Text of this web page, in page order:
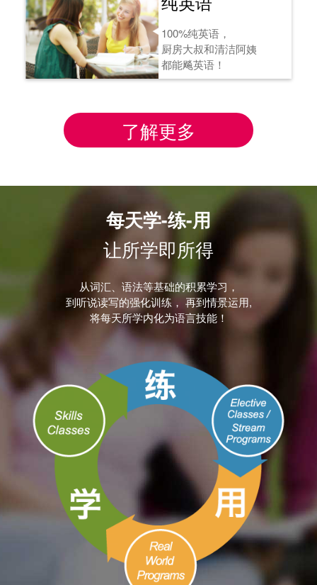
100%纯英语，
厨房大叔和清洁阿姨
都能飚英语！
了解更多
每天学-练-用
让所学即所得
从词汇、语法等基础的积累学习，
到听说读写的强化训练， 再到情景运用,
将每天所学内化为语言技能！